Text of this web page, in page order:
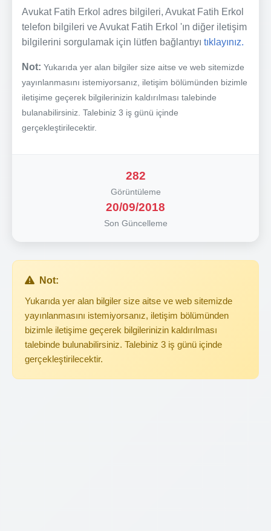
Avukat Fatih Erkol adres bilgileri, Avukat Fatih Erkol
telefon bilgileri ve Avukat Fatih Erkol 'ın diğer iletişim
bilgilerini sorgulamak için lütfen bağlantıyı tıklayınız.
Not: Yukarıda yer alan bilgiler size aitse ve web sitemizde
yayınlanmasını istemiyorsanız, iletişim bölümünden bizimle
iletişime geçerek bilgilerinizin kaldırılması talebinde
bulanabilirsiniz. Talebiniz 3 iş günü içinde
gerçekleştirilecektir.
282
Görüntüleme
20/09/2018
Son Güncelleme
Not:
Yukarıda yer alan bilgiler size aitse ve web sitemizde
yayınlanmasını istemiyorsanız, iletişim bölümünden
bizimle iletişime geçerek bilgilerinizin kaldırılması
talebinde bulunabilirsiniz. Talebiniz 3 iş günü içinde
gerçekleştirilecektir.